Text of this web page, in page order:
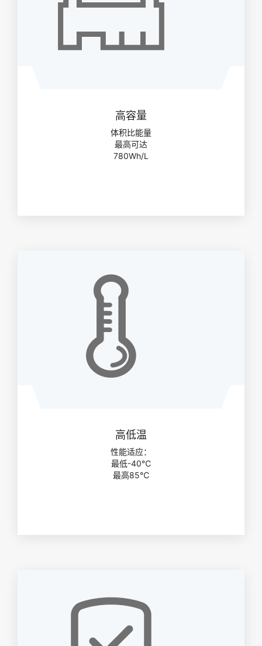
高容量
体积比能量
最高可达
780Wh/L
高低温
性能适应：
最低-40℃
最高85℃